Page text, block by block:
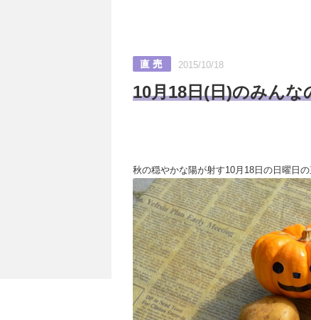
2015/10/18
10月18日(日)のみんな
秋の穏やかな陽が射す10月18日の日曜日の